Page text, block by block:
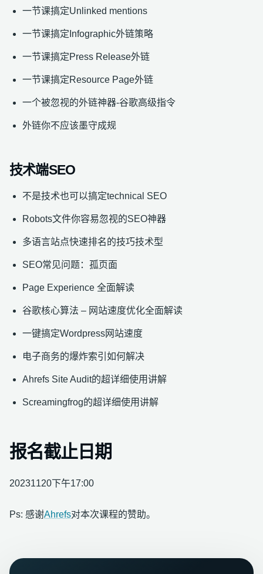
一节课搞定Unlinked mentions
一节课搞定Infographic外链策略
一节课搞定Press Release外链
一节课搞定Resource Page外链
一个被忽视的外链神器-谷歌高级指令
外链你不应该墨守成规
技术端SEO
不是技术也可以搞定technical SEO
Robots文件你容易忽视的SEO神器
多语言站点快速排名的技巧技术型
SEO常见问题：孤页面
Page Experience 全面解读
谷歌核心算法 – 网站速度优化全面解读
一键搞定Wordpress网站速度
电子商务的爆炸索引如何解决
Ahrefs Site Audit的超详细使用讲解
Screamingfrog的超详细使用讲解
报名截止日期
20231120下午17:00
Ps: 感谢Ahrefs对本次课程的赞助。